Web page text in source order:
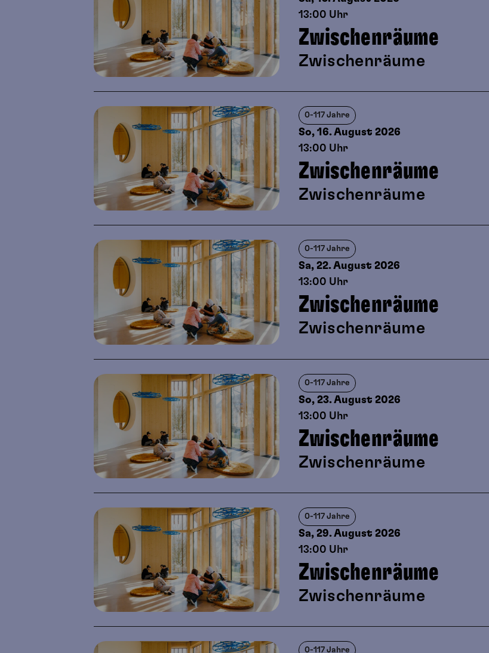
13:00 Uhr
Zwischenräume
Zwischenräume
0-117 Jahre
So, 16. August2026
13:00 Uhr
Zwischenräume
Zwischenräume
0-117 Jahre
Sa, 22. August2026
13:00 Uhr
Zwischenräume
Zwischenräume
0-117 Jahre
So, 23. August2026
13:00 Uhr
Zwischenräume
Zwischenräume
0-117 Jahre
Sa, 29. August2026
13:00 Uhr
Zwischenräume
Zwischenräume
0-117 Jahre